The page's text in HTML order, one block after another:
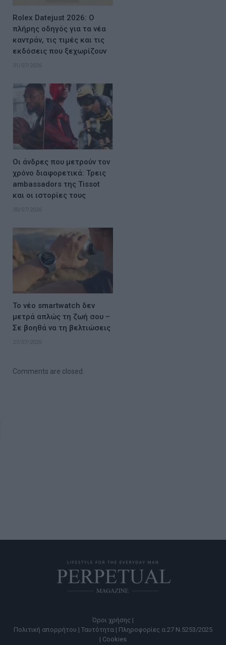
Rolex Datejust 2026: Ο
πλήρης οδηγός για τα νέα
καντράν, τις τιμές και τις
εκδόσεις που ξεχωρίζουν
31/07/2026
Οι άνδρες που μετρούν τον
χρόνο διαφορετικά: Τρεις
ambassadors της Tissot
και οι ιστορίες τους
30/07/2026
Το νέο smartwatch δεν
μετρά απλώς τη ζωή σου –
Σε βοηθά να τη βελτιώσεις
27/07/2026
Comments are closed.
Όροι χρήσης |
Πολιτική απορρήτου | Ταυτότητα | Πληροφορίες α.27 Ν.5253/2025
| Cookies